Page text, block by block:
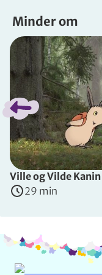
Minder om
Spring bånd over
Ville og Vilde Kanin
29 min